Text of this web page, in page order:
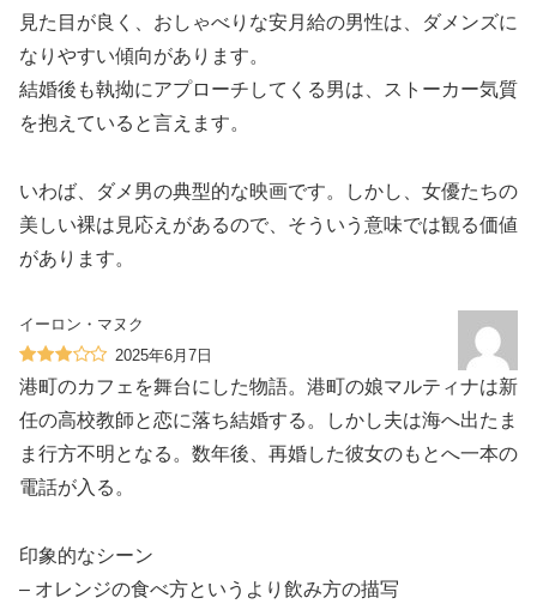
見た目が良く、おしゃべりな安月給の男性は、ダメンズに
なりやすい傾向があります。
結婚後も執拗にアプローチしてくる男は、ストーカー気質
を抱えていると言えます。
いわば、ダメ男の典型的な映画です。しかし、女優たちの
美しい裸は見応えがあるので、そういう意味では観る価値
があります。
イーロン・マヌク
2025年6月7日
港町のカフェを舞台にした物語。港町の娘マルティナは新
任の高校教師と恋に落ち結婚する。しかし夫は海へ出たま
ま行方不明となる。数年後、再婚した彼女のもとへ一本の
電話が入る。
印象的なシーン
– オレンジの食べ方というより飲み方の描写